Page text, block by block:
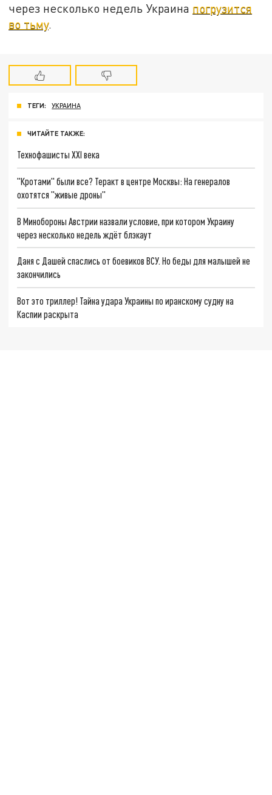
через несколько недель Украина погрузится
во тьму.
ТЕГИ: УКРАИНА
ЧИТАЙТЕ ТАКЖЕ:
Технофашисты XXI века
"Кротами" были все? Теракт в центре Москвы: На генералов
охотятся "живые дроны"
В Минобороны Австрии назвали условие, при котором Украину
через несколько недель ждёт блэкаут
Даня с Дашей спаслись от боевиков ВСУ. Но беды для малышей не
закончились
Вот это триллер! Тайна удара Украины по иранскому судну на
Каспии раскрыта